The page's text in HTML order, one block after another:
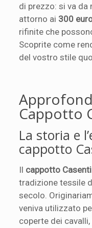
di prezzo: si va da
attorno ai 300
rifinite che
Scoprite come
del vostro stile
Cappotto
La storia e
cappotto
Il cappotto
tradizione tessile
secolo.
veniva utilizzato
coperte dei